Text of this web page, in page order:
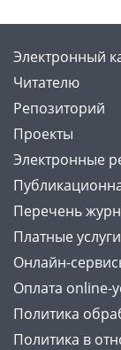
Электронный
Читателю
Репозиторий
Проекты
Электронные
Перечень
Платные услуги
Онлайн-
Оплата online-
Политика
Политика в